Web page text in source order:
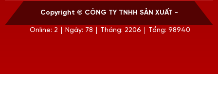
Copyright © CÔNG TY TNHH SẢN XUẤT -
Online: 2 Ngày: 78 Tháng: 2206 Tổng: 98940